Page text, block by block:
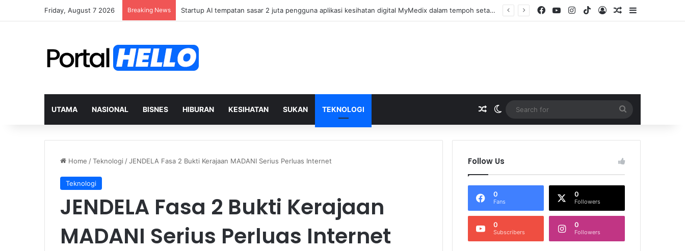
Friday, August 7 2026 Breaking News Rafizi perlu tampil beri penjelasan isu dana asing, khianat negara Facebook
YouTubeInstagram
TikTokLog InRandom Article
Sidebar
UTAMA NASIONAL BISNES HIBURAN KESIHATAN SUKAN TEKNOLOGI Random Article
Switch skin
for
Home /Teknologi /JENDELA Fasa 2 Bukti Kerajaan MADANI Serius Perluas Internet
Teknologi
JENDELA Fasa 2 Bukti Kerajaan
MADANI Serius Perluas Internet
Follow Us
0
Fans
0
Followers
0
Subscribers
0
Followers